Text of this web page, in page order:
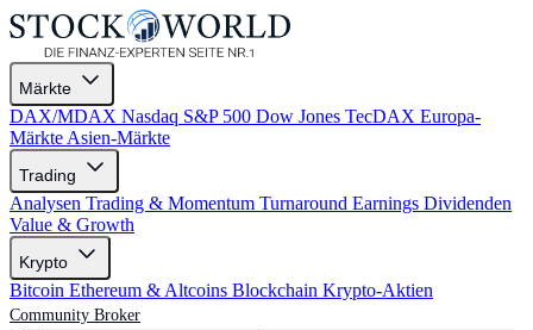
Märkte
DAX/MDAX Nasdaq S&P 500 Dow Jones TecDAX Europa-
Märkte Asien-Märkte
Trading
Analysen Trading & Momentum Turnaround Earnings Dividenden
Value & Growth
Krypto
Bitcoin Ethereum & Altcoins Blockchain Krypto-Aktien
Community Broker